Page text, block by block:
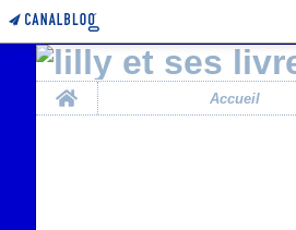
Home
Accueil